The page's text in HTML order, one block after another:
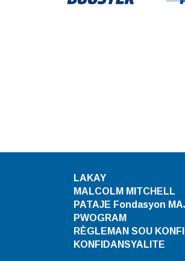
LAKAY
MALCOLM MITCHELL
PATAJE Fondasyon
PWOGRAM
RÈGLEMAN SOU
KONFIDANSYALITE